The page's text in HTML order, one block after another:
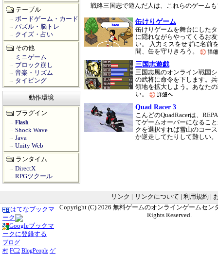
戦略三国志で遊んだ人は、これらのゲーム
缶けりゲーム
缶けりゲームを舞台にした
に隠れながらやってくるお
い。 入力ミスをせずに名前
間、缶を守りきろう。
三国志遊戯
三国志風のオンライン戦国
の武将に命令を下します。
領地を拡大しよう。あなた
い。
Quad Racer 3
こんどのQuadRacerは、
てゲームオーバーになるこ
クを選択すれば雪山のコー
か逆走してたりして難しい
テーブル
ボードゲーム・カード
パズル・脳トレ
クイズ・占い
その他
ミニゲーム
ブロック崩し
音楽・リズム
タイピング
動作環境
プラグイン
Flash
Shock Wave
Java
Unity Web
ランタイム
DirectX
RPGツクール
リンク リンクについて 利用規約
はてなブックマ
ーク
Googleブックマ
ークに登録する
ブログ
村 FC2 BlogPeople ゲ
Copyright (C) 2026 無料ゲームのオンラインゲームセン
Rights Reserved.